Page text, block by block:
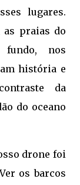
lugares.
as praias do
fundo, nos
história e
da
do oceano
drone foi
os barcos